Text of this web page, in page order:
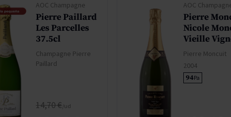
AOC Champagne
Pierre Paillard
Les Parcelles
37.5cl
Champagne Pierre
Paillard
Precio normal
14,70 €
AOC
Pierre
Nicole
Vieille
Pierre Moncuit
2004
94Pa